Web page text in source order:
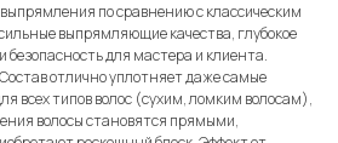
по сравнению с классическим
выпрямляющие качества, глубокое
безопасность для мастера и клиента.
отлично уплотняет даже самые
всех типов волос (сухим, ломким волосам),
волосы становятся прямыми,